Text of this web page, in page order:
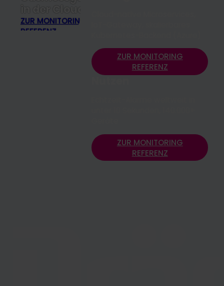
in der Cloud
ZUR MONITORING
REFERENZ
ZUR MONITORING
REFERENZ
ZUR MONITORING
REFERENZ